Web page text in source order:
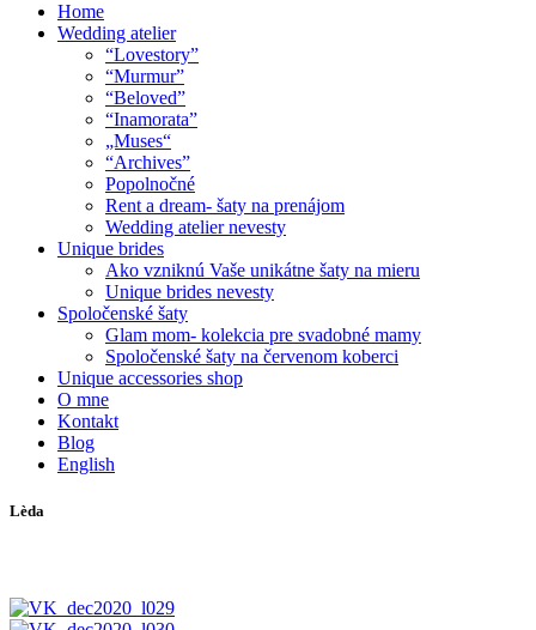
Home
Wedding atelier
“Lovestory”
“Murmur”
“Beloved”
“Inamorata”
„Muses“
“Archives”
Popolnočné
Rent a dream- šaty na prenájom
Wedding atelier nevesty
Unique brides
Ako vzniknú Vaše unikátne šaty na mieru
Unique brides nevesty
Spoločenské šaty
Glam mom- kolekcia pre svadobné mamy
Spoločenské šaty na červenom koberci
Unique accessories shop
O mne
Kontakt
Blog
English
Lèda